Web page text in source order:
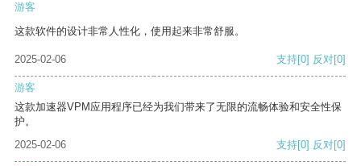
游客
这款软件的设计非常人性化，使用起来非常舒服。
2025-02-06 支持[0] 反对[0]
游客
这款加速器VPM应用程序已经为我们带来了无限的流畅体验和安全性保
护。
2025-02-06
支持[0] 反对[0]